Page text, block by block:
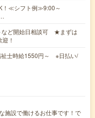
！≪シフト例≫9:00～
など開始日相談可 ★まずは
！
士時給1550円～ ※日払い/
施設で働けるお仕事です！で